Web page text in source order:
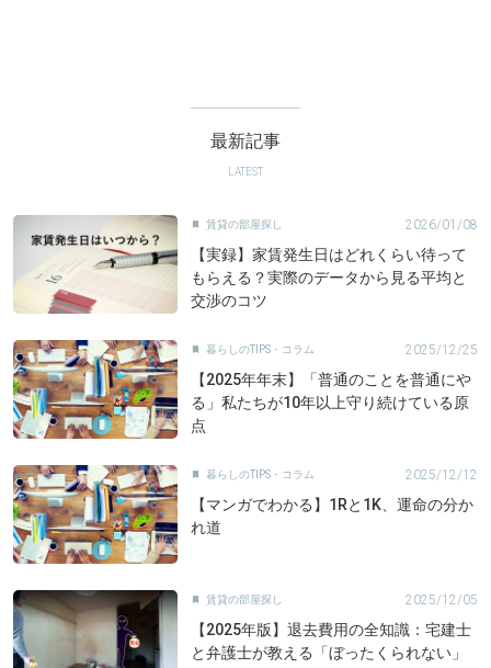
最新記事
LATEST
賃貸の部屋探し 2026/01/08
【実録】家賃発生日はどれくらい待って
もらえる？実際のデータから見る平均と
交渉のコツ
暮らしのTIPS・コラム 2025/12/25
【2025年年末】「普通のことを普通にや
る」私たちが10年以上守り続けている原
点
暮らしのTIPS・コラム 2025/12/12
【マンガでわかる】1Rと1K、運命の分か
れ道
賃貸の部屋探し 2025/12/05
【2025年版】退去費用の全知識：宅建士
と弁護士が教える「ぼったくられない」